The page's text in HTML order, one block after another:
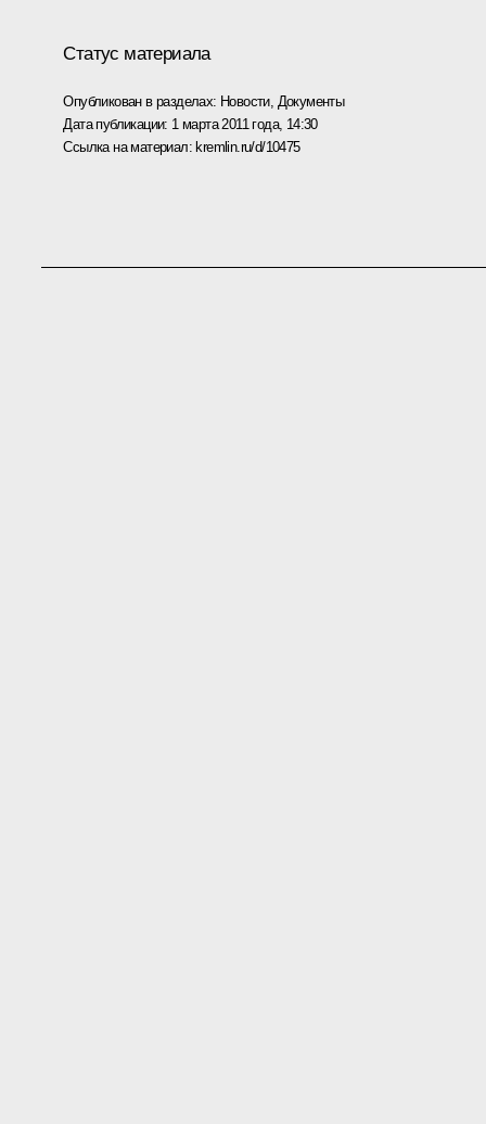
Статус материала
Опубликован в разделах: Новости, Документы
Дата публикации: 1 марта 2011 года, 14:30
Ссылка на материал: kremlin.ru/d/10475